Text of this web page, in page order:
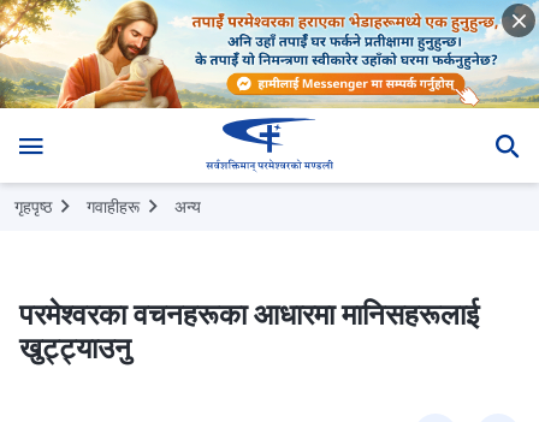
गृहपृष्ठ गवाहीहरू अन्य
परमेश्‍वरका वचनहरूका आधारमा मानिसहरूलाई
खुट्ट्याउनु